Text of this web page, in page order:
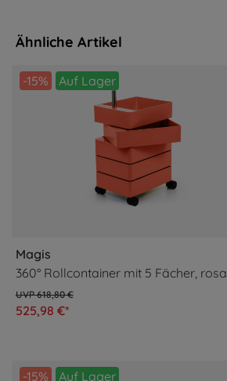
Ähnliche Artikel
-15% Auf Lager
Magis
360° Rollcontainer mit 5 Fächer, rosa
525,98 €*
618,80 €
-15% Auf Lager